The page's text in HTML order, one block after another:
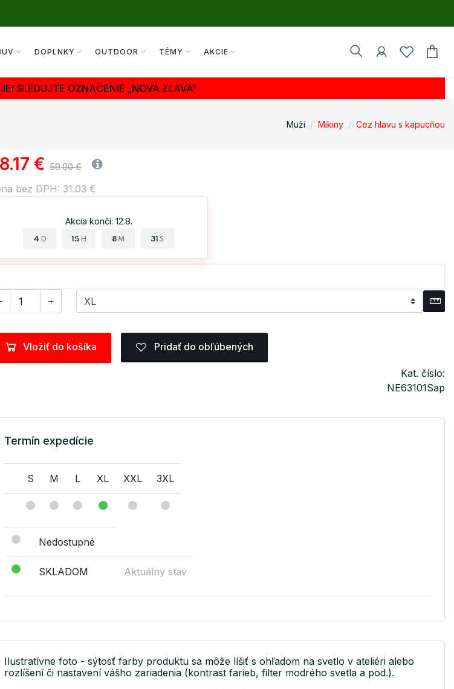
DOPLNKY OUTDOOR TÉMY AKCIE
SLEDUJTE OZNAČENIE „NOVÁ ZĽAVA“
Muži Mikiny Cez hlavu s kapucňou
€ 59.00 €
bez DPH: 31.03 €
Akcia končí: 12.8.
4 D 15 H 8 M 30S
Vložiť do košíka Pridať do obľúbených
Kat. číslo:
NE63101Sap
Termín expedície
S M L XL XXL 3XL
Nedostupné
SKLADOM Aktuálny stav
Ilustratívne foto - sýtosť farby produktu sa môže líšiť s ohľadom na svetlo v ateliéri alebo
rozlíšení či nastavení vášho zariadenia (kontrast farieb, filter modrého svetla a pod.).